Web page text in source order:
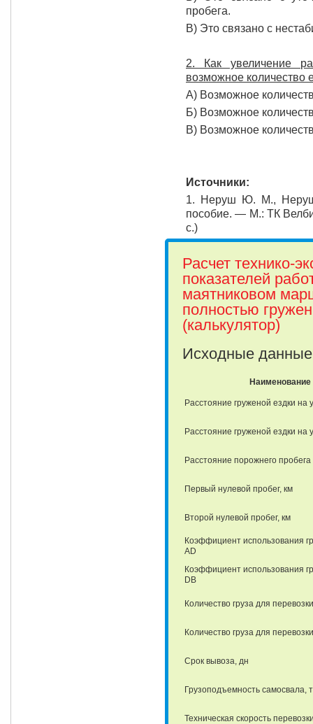
пробега.
В) Это связано с
2. Как увеличение
возможное количество
А) Возможное
Б) Возможное
В) Возможное
Источники:
1.
Неруш Ю. М., Неруш
пособие. — М.: ТК
с.)
Расчет технико-
показателей
маятниковом
полностью
(калькулятор)
Исходные данные
Наименование
Расстояние груженой ездки на
Расстояние груженой ездки на
Расстояние порожнего пробега
Первый нулевой пробег, км
Второй нулевой пробег, км
Коэффициент использования
AD
Коэффициент использования
DB
Количество груза для
Количество груза для
Срок вывоза, дн
Грузоподъемность самосвала, т
Техническая скорость